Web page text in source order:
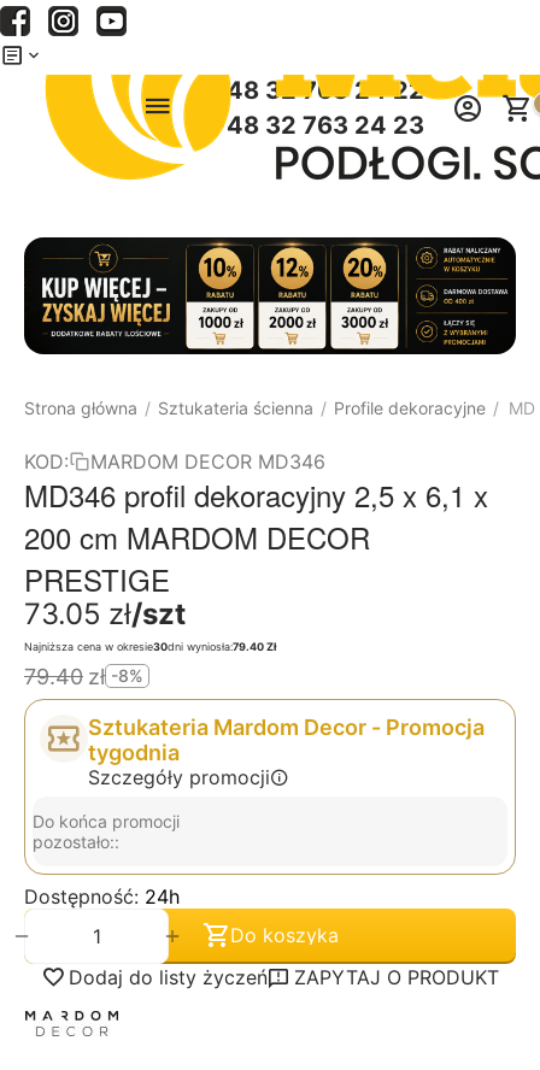
+48 32 763 24 22
+48 32 763 24 23
Strona główna / Sztukateria ścienna / Profile dekoracyjne /
KOD: MARDOM DECOR MD346
MD346 profil dekoracyjny 2,5 x 6,1 x
200 cm MARDOM DECOR
PRESTIGE
73.05 zł/szt
Najniższa cena w okresie30dni wyniosła:79.40 Zł
79.40 zł -8%
Sztukateria Mardom Decor - Promocja
tygodnia
Szczegóły promocji
Do końca promocji
pozostało::
Dostępność: 24h
+
−
Do koszyka
Dodaj do listy życzeń
ZAPYTAJ O PRODUKT